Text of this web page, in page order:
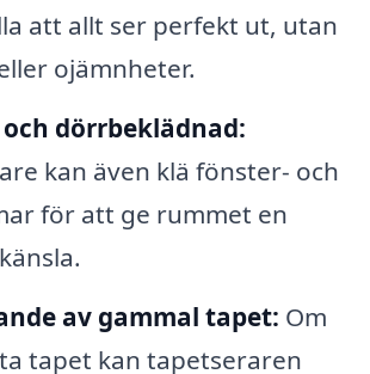
att allt ser perfekt ut, utan
ojämnheter.
dörrbeklädnad:
kan även klä fönster- och
för att ge rummet en
av gammal tapet: Om
tapet kan tapetseraren